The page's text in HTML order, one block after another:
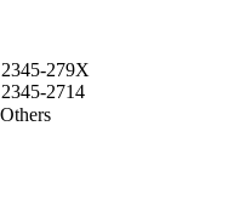
2345-279X
2345-2714
Others